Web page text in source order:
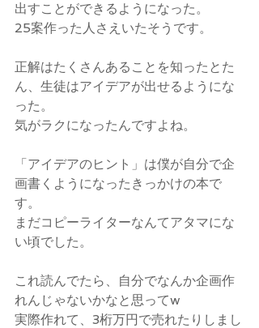
出すことができるようになった。
25案作った人さえいたそうです。
正解はたくさんあることを知ったとた
ん、生徒はアイデアが出せるようにな
った。
気がラクになったんですよね。
「アイデアのヒント」は僕が自分で企
画書くようになったきっかけの本で
す。
まだコピーライターなんてアタマにな
い頃でした。
これ読んでたら、自分でなんか企画作
れんじゃないかなと思ってw
実際作れて、3桁万円で売れたりしまし